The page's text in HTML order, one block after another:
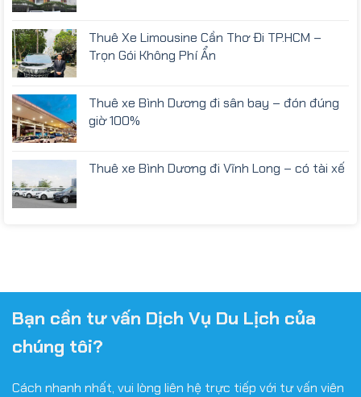
Thuê Xe Limousine Cần Thơ Đi TP.HCM –
Trọn Gói Không Phí Ẩn
Thuê xe Bình Dương đi sân bay – đón đúng
giờ 100%
Thuê xe Bình Dương đi Vĩnh Long – có tài xế
Bạn cần tư vấn Dịch Vụ Du Lịch của
chúng tôi?
Cách nhanh nhất, vui lòng liên hệ trực tiếp với tư vấn viên